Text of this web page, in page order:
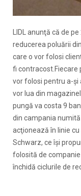
LIDL anunţă că de
reducerea poluării
care o vor folosi
fi contracost.Fiecare
vor folosi pentru a-şi
vor lua din
pungă va costa 9
din campania numită
acţionează în linie
Schwarz, ce îşi
folosită de companie
închidă ciclurile de